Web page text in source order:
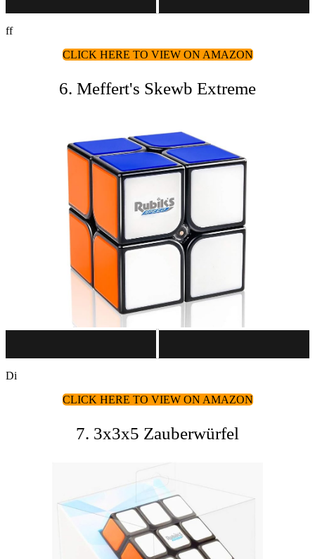
ff
CLICK HERE TO VIEW ON AMAZON
6. Meffert's Skewb Extreme
Di
CLICK HERE TO VIEW ON AMAZON
7. 3x3x5 Zauberwürfel